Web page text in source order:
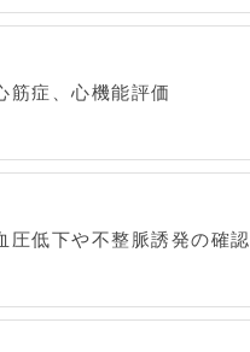
筋症、心機能評価
圧低下や不整脈誘発の確認